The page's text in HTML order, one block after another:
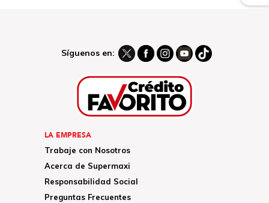
Síguenos en:
LA EMPRESA
Trabaje con Nosotros
Acerca de Supermaxi
Responsabilidad Social
Preguntas Frecuentes